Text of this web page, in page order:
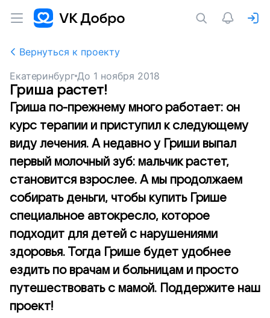
Вернуться к проекту
Екатеринбург До 1 ноября 2018
Гриша растет!
Гриша по-прежнему много работает: он
курс терапии и приступил к следующему
виду лечения. А недавно у Гриши выпал
первый молочный зуб: мальчик растет,
становится взрослее. А мы продолжаем
собирать деньги, чтобы купить Грише
специальное автокресло, которое
подходит для детей с нарушениями
здоровья. Тогда Грише будет удобнее
ездить по врачам и больницам и просто
путешествовать с мамой. Поддержите наш
проект!